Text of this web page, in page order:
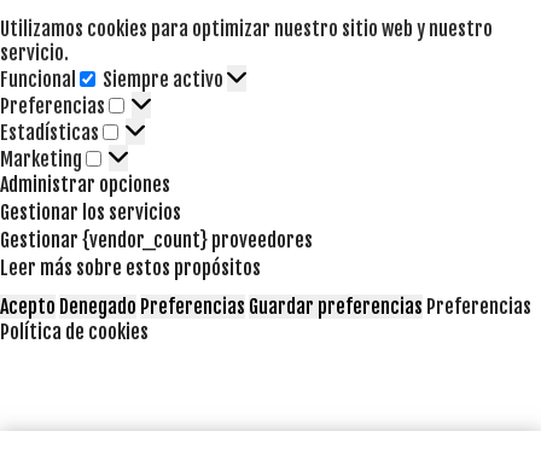
Utilizamos cookies para optimizar nuestro sitio web y nuestro
servicio.
Funcional
Funcional
Siempre activo
Preferencias
Preferencias
Estadísticas Estadísticas
Marketing Marketing
Administrar opciones
Gestionar los servicios
Gestionar {vendor_count} proveedores
Leer más sobre estos propósitos
Acepto Denegado Preferencias Guardar preferencias Preferencias
Política de cookies